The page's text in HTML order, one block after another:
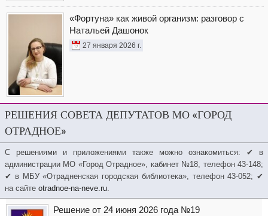
«Фортуна» как живой организм: разговор с
Натальей Дашонок
27 января 2026 г.
РЕШЕНИЯ СОВЕТА ДЕПУТАТОВ МО «ГОРОД
ОТРАДНОЕ»
С решениями и приложениями также можно ознакомиться: ✔ в
администрации МО «Город Отрадное», кабинет №18, телефон 43-148;
✔ в МБУ «Отрадненская городская библиотека», телефон 43-052; ✔
на сайте otradnoe-na-neve.ru.
Решение от 24 июня 2026 года №19